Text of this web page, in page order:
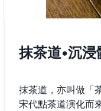
抹茶道•沉浸
抹茶道，亦叫做「
宋代點茶道演化而來